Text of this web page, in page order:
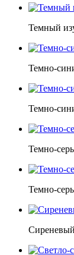
Темный
Темно-
Темно-
Темно-
Темно-